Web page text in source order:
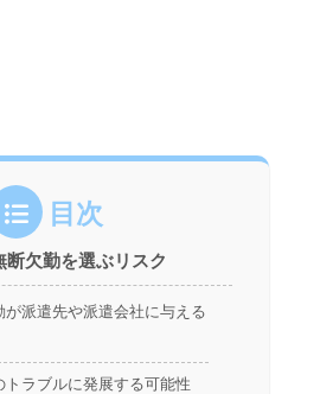
目次
断欠勤を選ぶリスク
が派遣先や派遣会社に与える
トラブルに発展する可能性